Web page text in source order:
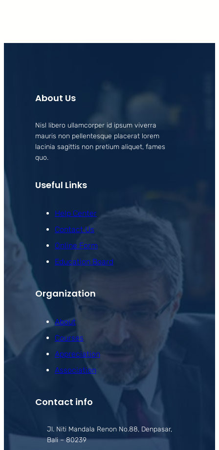
About Us
Nisl libero ullamcorper id ipsum viverra
mauris non pellentesque placerat lorem
lacinia sagittis non pretium aliquet, fames
quo.
Useful Links
Help Center
Contact Us
Online Form
Education Board
Organization
About
Courses
Appreciation
Association
Contact info
Jl. Niti Mandala Renon No.88, Denpasar,
Bali – 80239